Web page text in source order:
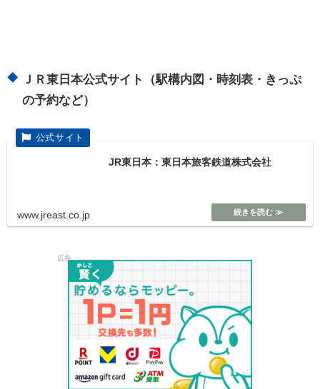
ＪＲ東日本公式サイト（駅構内図・時刻表・きっぷ
の予約など）
JR東日本：東日本旅客鉄道株式会社
www.jreast.co.jp
広告